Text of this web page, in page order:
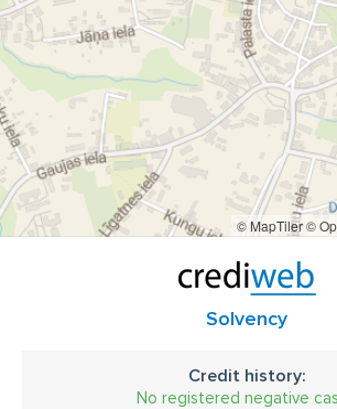
© MapTiler©
Solvency
Credit history:
No registered negative